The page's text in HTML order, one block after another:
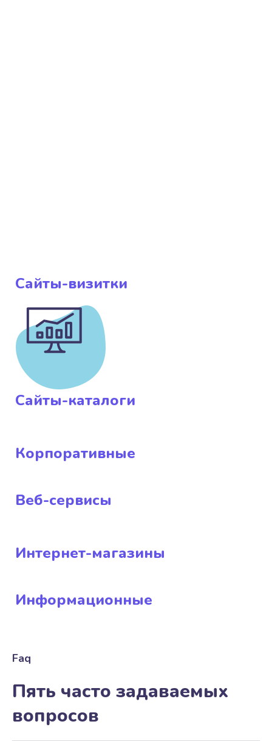
Сайты-визитки
Сайты-каталоги
Корпоративные
Веб-сервисы
Интернет-магазины
Информационные
Faq
Пять часто задаваемых
вопросов